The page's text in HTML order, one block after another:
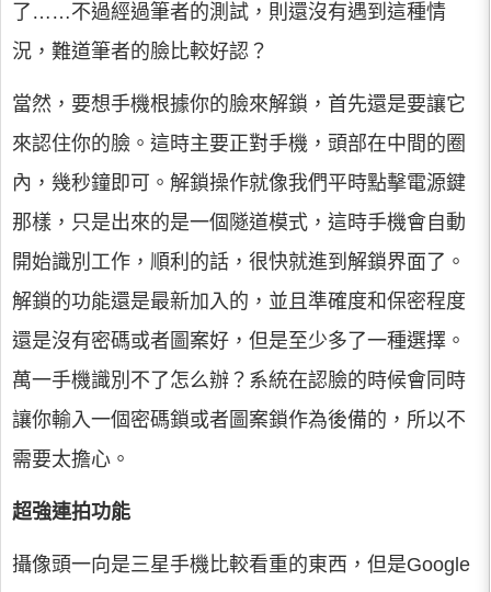
了……不過經過筆者的測試，則還沒有遇到這種情
況，難道筆者的臉比較好認？
當然，要想手機根據你的臉來解鎖，首先還是要讓它
來認住你的臉。這時主要正對手機，頭部在中間的圈
內，幾秒鐘即可。解鎖操作就像我們平時點擊電源鍵
那樣，只是出來的是一個隧道模式，這時手機會自動
開始識別工作，順利的話，很快就進到解鎖界面了。
解鎖的功能還是最新加入的，並且準確度和保密程度
還是沒有密碼或者圖案好，但是至少多了一種選擇。
萬一手機識別不了怎么辦？系統在認臉的時候會同時
讓你輸入一個密碼鎖或者圖案鎖作為後備的，所以不
需要太擔心。
超強連拍功能
攝像頭一向是三星手機比較看重的東西，但是Google